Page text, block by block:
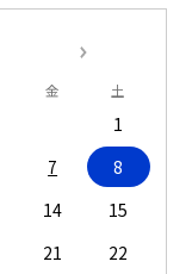
金 土
1
7
8
14
15
21
22